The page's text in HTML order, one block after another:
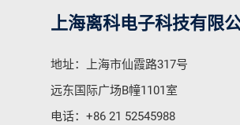
上海离科电子科技有限
地址：上海市仙霞路317号
远东国际广场B幢1101室
电话： +86 21 52545988